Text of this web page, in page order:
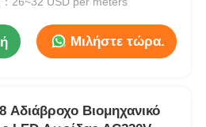
Μιλήστε τώρα.
Αδιάβροχο Βιομηχανικό